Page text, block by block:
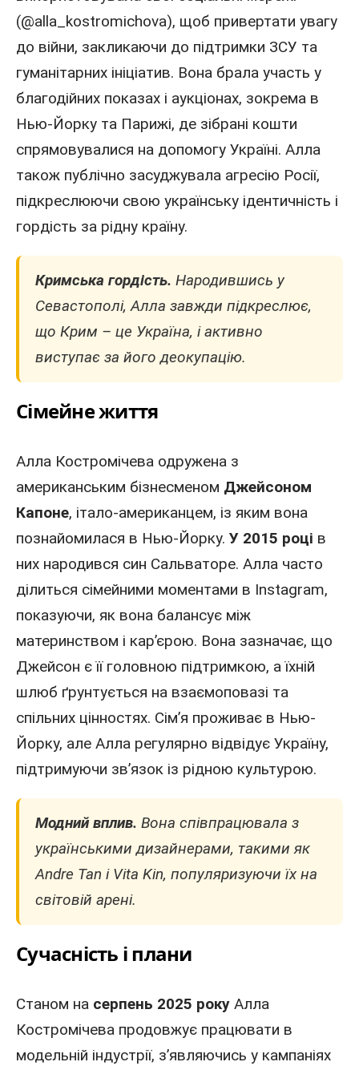
(@alla_kostromichova), щоб привертати увагу
до війни, закликаючи до підтримки ЗСУ та
гуманітарних ініціатив. Вона брала участь у
благодійних показах і аукціонах, зокрема в
Нью-Йорку та Парижі, де зібрані кошти
спрямовувалися на допомогу Україні. Алла
також публічно засуджувала агресію Росії,
підкреслюючи свою українську ідентичність і
гордість за рідну країну.
Кримська гордість. Народившись у
Севастополі, Алла завжди підкреслює,
що Крим – це Україна, і активно
виступає за його деокупацію.
Сімейне життя
Алла Костромічева одружена з
американським бізнесменом Джейсоном
Капоне, італо-американцем, із яким вона
познайомилася в Нью-Йорку. У 2015 році в
них народився син Сальваторе. Алла часто
ділиться сімейними моментами в Instagram,
показуючи, як вона балансує між
материнством і кар’єрою. Вона зазначає, що
Джейсон є її головною підтримкою, а їхній
шлюб ґрунтується на взаємоповазі та
спільних цінностях. Сім’я проживає в Нью-
Йорку, але Алла регулярно відвідує Україну,
підтримуючи зв’язок із рідною культурою.
Модний вплив. Вона співпрацювала з
українськими дизайнерами, такими як
Andre Tan і Vita Kin, популяризуючи їх на
світовій арені.
Сучасність і плани
Станом на серпень 2025 року Алла
Костромічева продовжує працювати в
модельній індустрії, з’являючись у кампаніях